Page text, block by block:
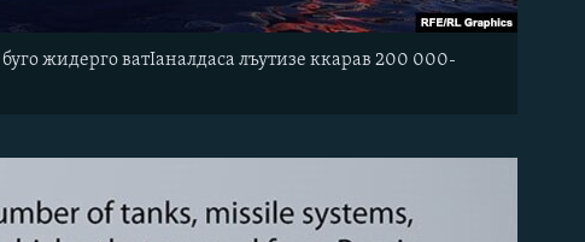
жидерго ватIаналдаса лъутизе ккарав 200 000-